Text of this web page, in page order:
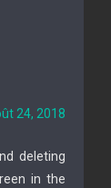
24, 2018
deleting
in the